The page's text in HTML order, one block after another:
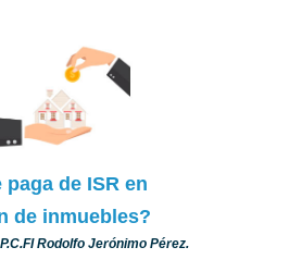
REGÍSTRATE
AL NEWSLETTER
de ISR en
de inmuebles?
Rodolfo Jerónimo Pérez.